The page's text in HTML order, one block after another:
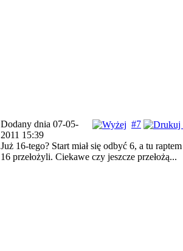
#7
Dodany dnia 07-05-
2011 15:39
Już 16-tego? Start miał się odbyć 6, a tu
16 przełożyli. Ciekawe czy jeszcze przełożą...